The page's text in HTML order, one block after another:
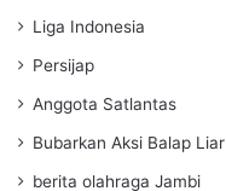
Liga Indonesia
Persijap
Anggota Satlantas
Bubarkan Aksi Balap Liar
berita olahraga Jambi